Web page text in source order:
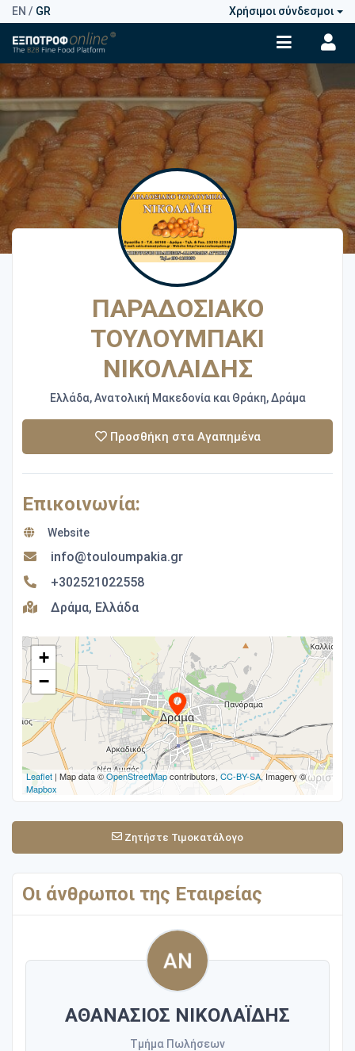
EN / GR Χρήσιμοι σύνδεσμοι
ΠΑΡΑΔΟΣΙΑΚΟ
ΤΟΥΛΟΥΜΠΑΚΙ
ΝΙΚΟΛΑΙΔΗΣ
Ελλάδα, Ανατολική Μακεδονία και Θράκη, Δράμα
Προσθήκη στα Αγαπημένα
Επικοινωνία:
Website
info@touloumpakia.gr
+302521022558
Δράμα, Ελλάδα
+
−
Leaflet | Map data ©OpenStreetMapcontributors, CC-BY-SA, Imagery ©
Mapbox
Ζητήστε Τιμοκατάλογο
Οι άνθρωποι της Εταιρείας
ΑΘΑΝΑΣΙΟΣ ΝΙΚΟΛΑΪΔΗΣ
Τμήμα Πωλήσεων